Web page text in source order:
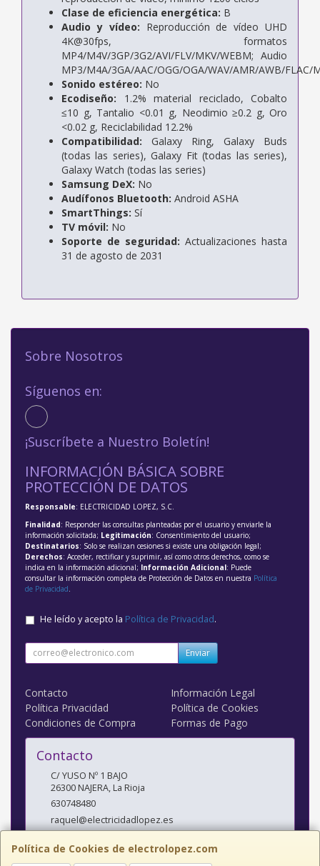
Clase de eficiencia energética: B
Audio y vídeo: Reproducción de vídeo UHD
4K@30fps, formatos
MP4/M4V/3GP/3G2/AVI/FLV/MKV/WEBM; Audio
MP3/M4A/3GA/AAC/OGG/OGA/WAV/AMR/AWB/
Sonido estéreo: No
Ecodiseño: 1.2% material reciclado, Cobalto
≤10 g, Tantalio <0.01 g, Neodimio ≥0.2 g, Oro
<0.02 g, Reciclabilidad 12.2%
Compatibilidad: Galaxy Ring, Galaxy Buds
(todas las series), Galaxy Fit (todas las series),
Galaxy Watch (todas las series)
Samsung DeX: No
Audífonos Bluetooth: Android ASHA
SmartThings: Sí
TV móvil: No
Soporte de seguridad: Actualizaciones hasta
31 de agosto de 2031
Política de Cookies de electrolopez.com
Sobre Nosotros
Síguenos en:
¡Suscríbete a Nuestro Boletín!
INFORMACIÓN BÁSICA SOBRE
PROTECCIÓN DE DATOS
Responsable: ELECTRICIDAD LOPEZ, S.C.
Finalidad: Responder las consultas planteadas por el usuario y enviarle la
información solicitada; Legitimación: Consentimiento del usuario;
Destinatarios: Solo se realizan cesiones si existe una obligación legal;
Derechos: Acceder, rectificar y suprimir, así como otros derechos, como se
indica en la información adicional; Información Adicional: Puede
consultar la información completa de Protección de Datos en nuestra Política
de Privacidad
He leído y acepto la Política de Privacidad.
Enviar
Contacto
Información Legal
Política Privacidad
Política de Cookies
Condiciones de Compra
Formas de Pago
Contacto
C/ YUSO Nº 1 BAJO
26300NAJERA,La Rioja
630748480
raquel@electricidadlopez.es